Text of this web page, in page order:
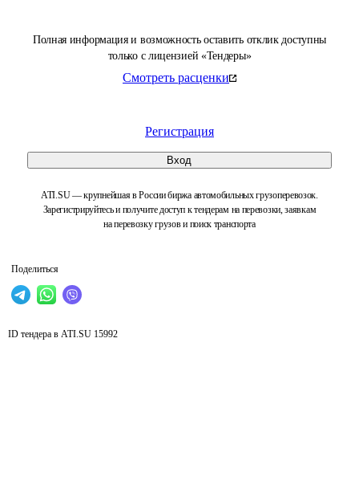
Полная информация и возможность оставить отклик доступны
только с лицензией «Тендеры»
Смотреть расценки
Регистрация
Вход
ATI.SU — крупнейшая в России биржа автомобильных грузоперевозок.
Зарегистрируйтесь и получите доступ к тендерам на перевозки, заявкам
на перевозку грузов и поиск транспорта
Поделиться
ID тендера в ATI.SU 15992